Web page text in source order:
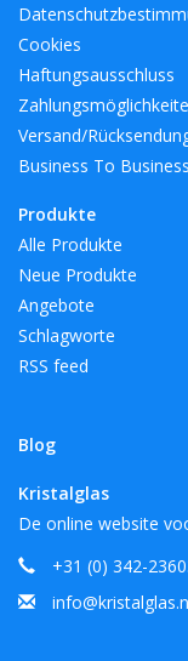
Cookies
Haftungsausschluss
Versand/
Business To Business
Produkte
Alle Produkte
Neue Produkte
Angebote
Schlagworte
RSS feed
Blog
Kristalglas
De online website
+31 (0) 342-